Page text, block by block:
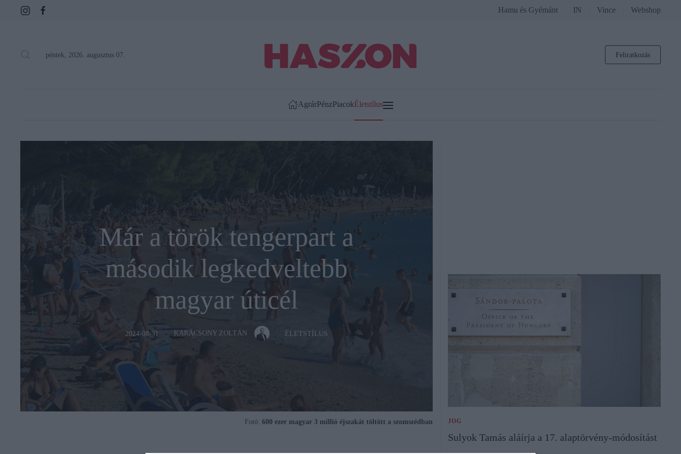
Hamu és Gyémánt IN Vince Webshop
péntek, 2026. augusztus 07. Feliratkozás
AgrárPénzPiacokÉletstílus
Már a török tengerpart a
második legkedveltebb
magyar úticél
2024-08-31 KARÁCSONY ZOLTÁN ÉLETSTÍLUS
Fotó: 600 ezer magyar 3 millió éjszakát töltött a szomszédban JOG
Sulyok Tamás aláírja a 17. alaptörvény-módosítást